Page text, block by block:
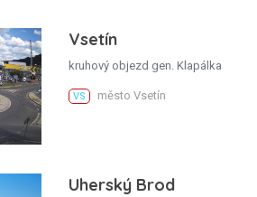
Vsetín
kruhový objezd gen. Klapálka
VS město Vsetín
Uherský Brod